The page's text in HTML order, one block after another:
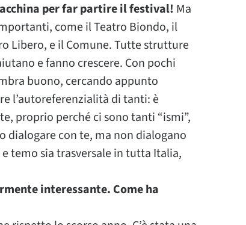
per far partire il festival! Ma
come il Teatro Biondo, il
Libero, e il Comune. Tutte strutture
e fanno crescere. Con pochi
buono, cercando appunto
l’autoreferenzialità di tanti: è
proprio perché ci sono tanti “ismi”,
dialogare con te, ma non dialogano
temo sia trasversale in tutta Italia,
interessante. Come ha